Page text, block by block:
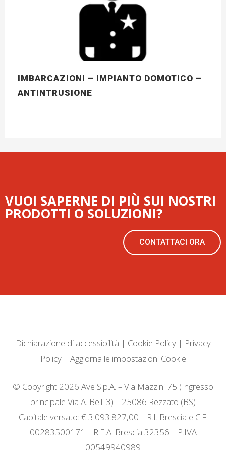
IMBARCAZIONI – IMPIANTO DOMOTICO –
ANTINTRUSIONE
VUOI SAPERNE DI PIÙ SUI NOSTRI
PRODOTTI O SOLUZIONI?
CONTATTACI ORA
Dichiarazione di accessibilità | Cookie Policy| Privacy
Policy| Aggiorna le impostazioni Cookie
© Copyright 2026 Ave S.p.A. – Via Mazzini 75 (Ingresso
principale Via A. Belli 3) – 25086 Rezzato (BS)
Capitale versato: € 3.093.827,00 – R.I. Brescia e C.F.
00283500171 – R.E.A. Brescia 32356 – P.IVA
00549940989